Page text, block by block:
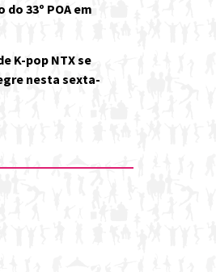
33º POA em
K-pop NTX se
nesta sexta-